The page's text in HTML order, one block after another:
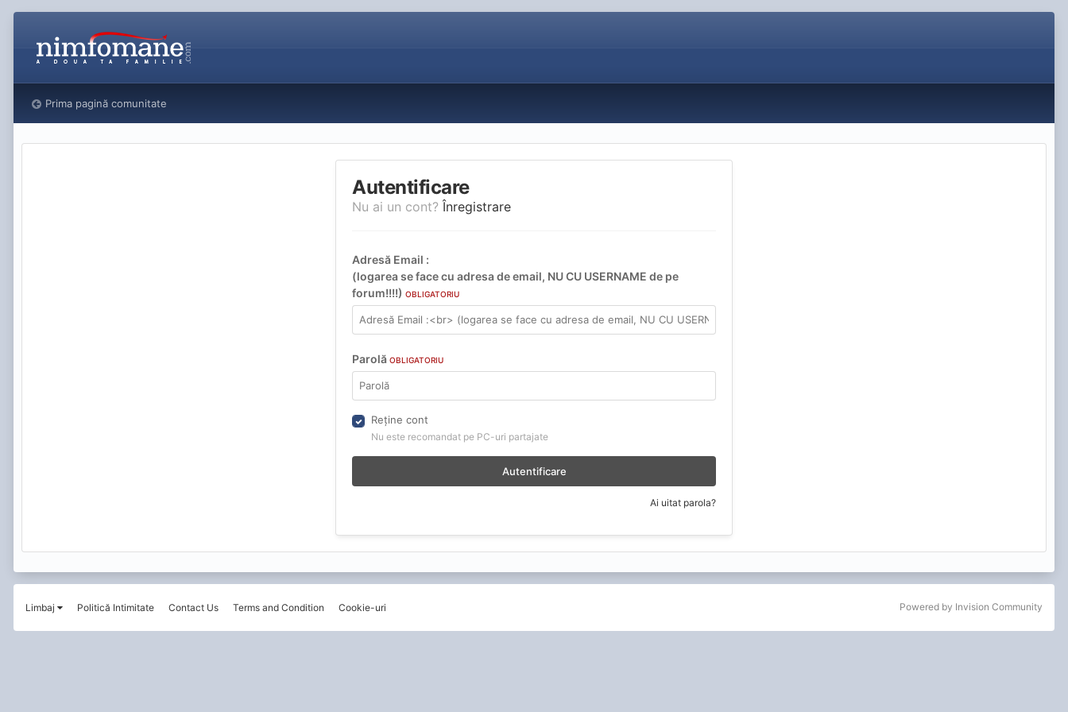
Prima pagină comunitate
Autentificare
Nu ai un cont? Înregistrare
Adresă Email :
(logarea se face cu adresa de email, NU CU USERNAME de pe
forum!!!!) OBLIGATORIU
Parolă OBLIGATORIU
Reține cont
Nu este recomandat pe PC-uri partajate
Autentificare
Ai uitat parola?
Limbaj Politică Intimitate Contact Us Terms and Condition Cookie-uri Powered by Invision Community